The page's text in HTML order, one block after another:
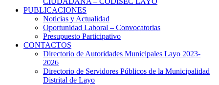
PUBLICACIONES
Noticias y Actualidad
Oportunidad Laboral – Convocatorias
Presupuesto Participativo
CONTACTOS
Directorio de Autoridades Municipales Layo 2023-
2026
Directorio de Servidores Públicos de la Municipalidad
Distrital de Layo